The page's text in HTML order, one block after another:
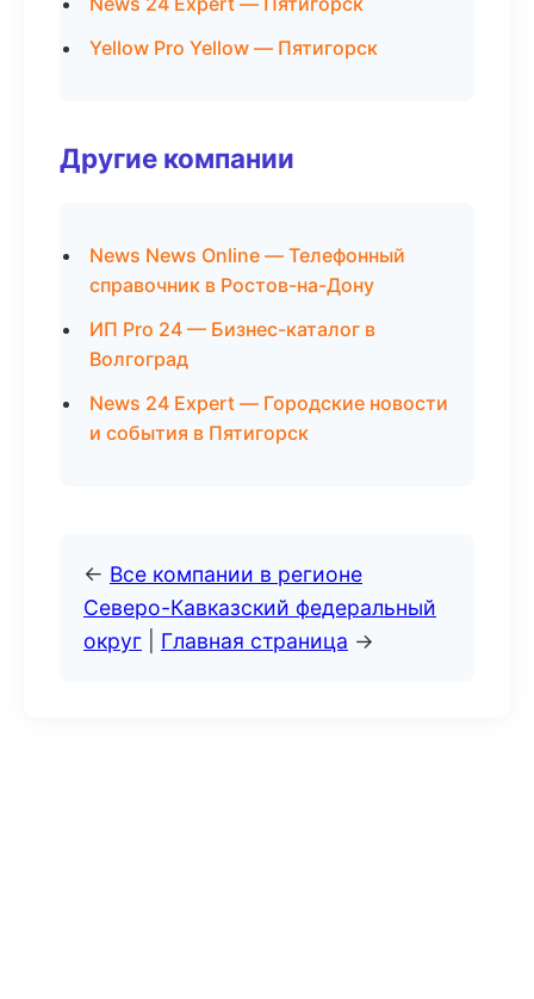
Yellow Pro Yellow — Пятигорск
Другие компании
News News Online — Телефонный
справочник в Ростов-на-Дону
ИП Pro 24 — Бизнес-каталог в
Волгоград
News 24 Expert — Городские новости
и события в Пятигорск
← Все компании в регионе
Северо-Кавказский федеральный
округ
Главная страница →